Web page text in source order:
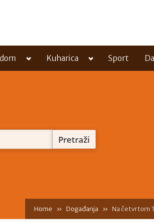
Toggle
menu
Kuharica Toggle
menu
Sport
Home Događanja Na četvrtom